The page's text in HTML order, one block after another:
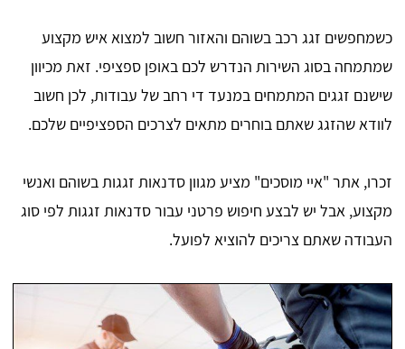
כשמחפשים זגג רכב בשוהם והאזור חשוב למצוא איש מקצוע
שמתמחה בסוג השירות הנדרש לכם באופן ספציפי. זאת מכיוון
שישנם זגגים המתמחים במנעד די רחב של עבודות, לכן חשוב
לוודא שהזגג שאתם בוחרים מתאים לצרכים הספציפיים שלכם.
זכרו, אתר "איי מוסכים" מציע מגוון סדנאות זגגות בשוהם ואנשי
מקצוע, אבל יש לבצע חיפוש פרטני עבור סדנאות זגגות לפי סוג
העבודה שאתם צריכים להוציא לפועל.